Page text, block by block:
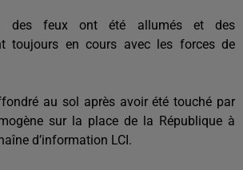
des feux ont été allumés et des
toujours en cours avec les forces de
au sol après avoir été touché par
sur la place de la République à
d’information LCI.